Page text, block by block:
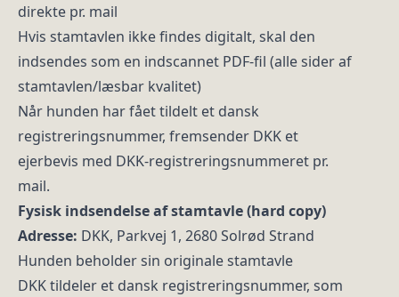
direkte pr. mail
Hvis stamtavlen ikke findes digitalt, skal den
indsendes som en indscannet PDF-fil (alle sider af
stamtavlen/læsbar kvalitet)
Når hunden har fået tildelt et dansk
registreringsnummer, fremsender DKK et
ejerbevis med DKK-registreringsnummeret pr.
mail.
Fysisk indsendelse af stamtavle (hard copy)
Adresse: DKK, Parkvej 1, 2680 Solrød Strand
Hunden beholder sin originale stamtavle
DKK tildeler et dansk registreringsnummer, som